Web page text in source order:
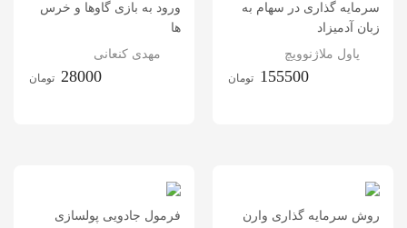
سرمایه گذاری در سهام به
زبان آدمیزاد
پاول ملاژنوویچ
155500 تومان
ورود به بازی گاوها و خرس
ها
مهدی کنعانی
28000 تومان
روش سرمایه گذاری وارن
فرمول جادویی پولسازی